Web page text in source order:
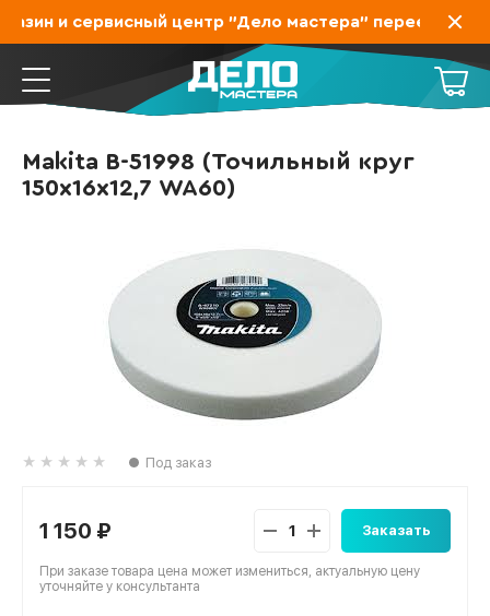
и сервисный центр "Дело мастера" переехал на
Makita B-51998 (Точильный круг
150х16х12,7 WA60)
Под заказ
1 150 ₽ Заказать
При заказе товара цена может измениться, актуальную цену
уточняйте у консультанта